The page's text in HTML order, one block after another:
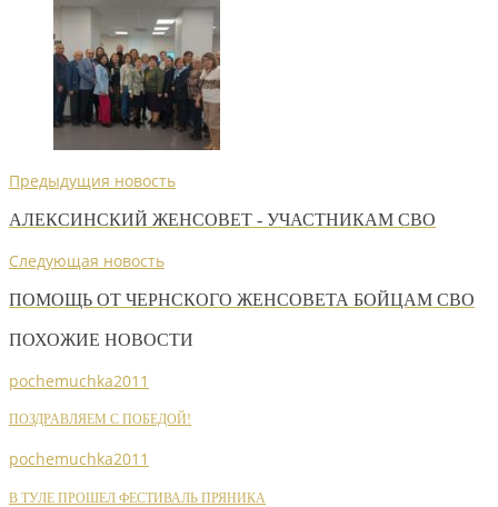
Предыдущия новость
АЛЕКСИНСКИЙ ЖЕНСОВЕТ - УЧАСТНИКАМ СВО
Следующая новость
ПОМОЩЬ ОТ ЧЕРНСКОГО ЖЕНСОВЕТА БОЙЦАМ СВО
ПОХОЖИЕ НОВОСТИ
pochemuchka2011
ПОЗДРАВЛЯЕМ С ПОБЕДОЙ!
pochemuchka2011
В ТУЛЕ ПРОШЕЛ ФЕСТИВАЛЬ ПРЯНИКА